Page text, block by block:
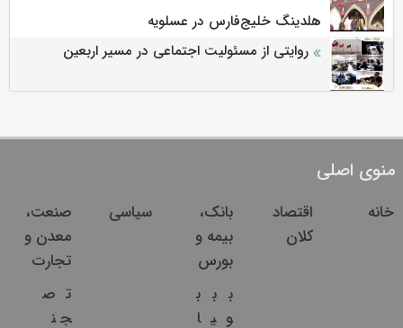
هلدینگ خلیج‌فارس در عسلویه
روایتی از مسئولیت اجتماعی در مسیر اربعین
منوی اصلی
خانه
اقتصاد
کلان
بانک،
بیمه و
بورس
ب
و
ب
ی
ب
ا
سیاسی
صنعت،
معدن و
تجارت
ت
ج
ص
ن